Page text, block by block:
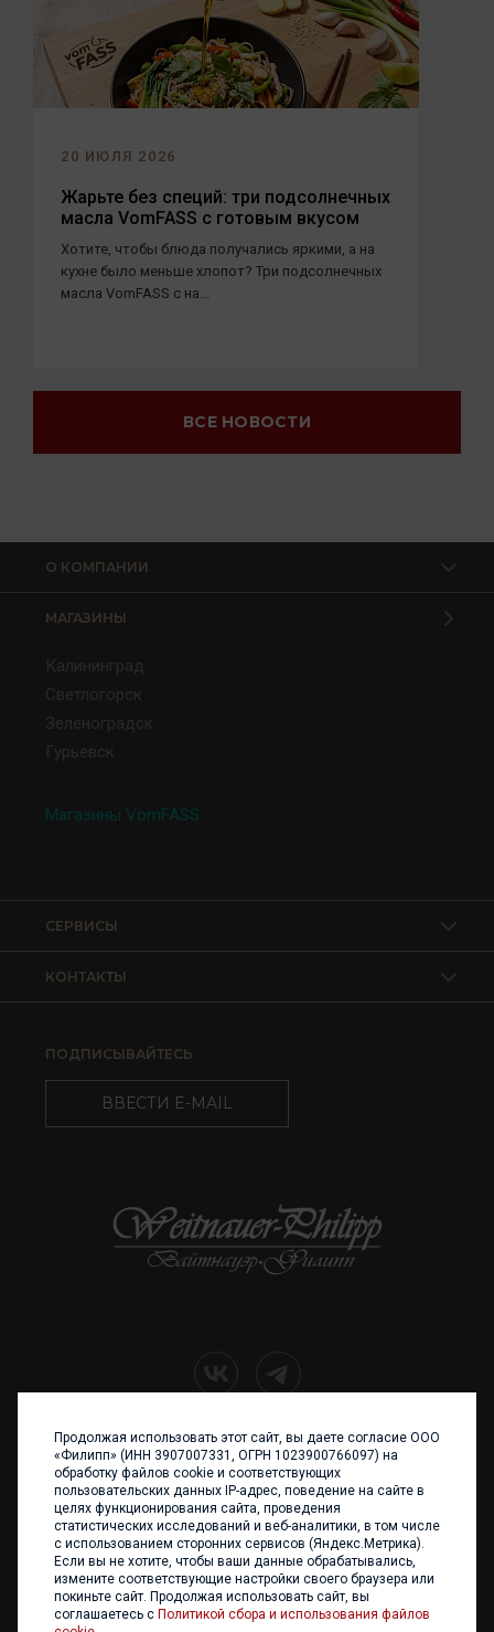
20 ИЮЛЯ 2026
Жарьте без специй: три подсолнечных
масла VomFASS с готовым вкусом
Хотите, чтобы блюда получались яркими, а на
кухне было меньше хлопот? Три подсолнечных
масла VomFASS с на...
ВСЕ НОВОСТИ
О КОМПАНИИ
МАГАЗИНЫ
Калининград
Светлогорск
Зеленоградск
Гурьевск
Магазины VomFASS
КОНТАКТЫ
СЕРВИСЫ
ПОДПИСЫВАЙТЕСЬ
ВВЕСТИ E-MAIL
+7 (4012) 960 898
236017 Калининград,
ул. Каштановая аллея, 47
Телефон: +7 4012 960 898,
+7 4012 960 856
Написать нам
Продолжая использовать этот сайт, вы даете согласие ООО
«Филипп» (ИНН 3907007331, ОГРН 1023900766097) на
обработку файлов cookie и соответствующих
пользовательских данных IP-адрес, поведение на сайте в
целях функционирования сайта, проведения
статистических исследований и веб-аналитики, в том числе
с использованием сторонних сервисов (Яндекс.Метрика).
Если вы не хотите, чтобы ваши данные обрабатывались,
измените соответствующие настройки своего браузера или
покиньте сайт. Продолжая использовать сайт, вы
соглашаетесь с Политикой сбора и использования файлов